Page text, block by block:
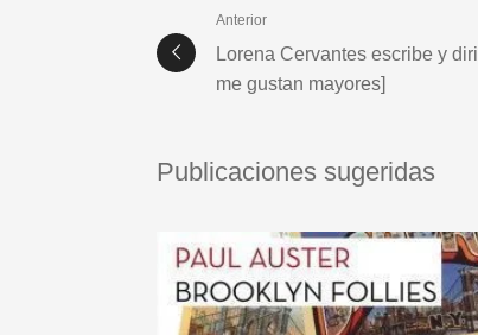
Anterior
Lorena Cervantes escribe y
me gustan mayores]
Publicaciones sugeridas